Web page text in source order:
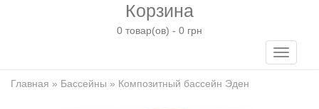
Корзина
0 товар(ов) - 0 грн
Toggle
Главная » Бассейны » Композитный бассейн Эден